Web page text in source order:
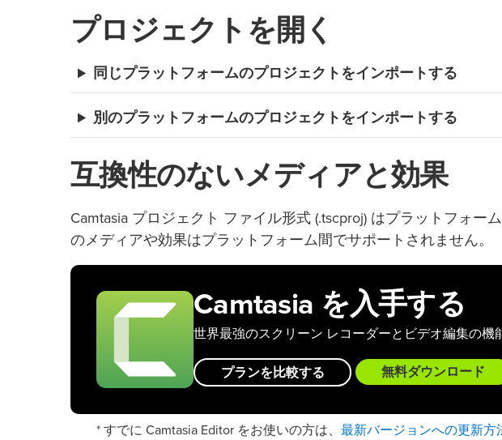
プロジェクトを開く
同じプラットフォームのプロジェクトをインポートする
別のプラットフォームのプロジェクトをインポートする
互換性のないメディアと効果
Camtasia プロジェクト ファイル形式 (.tscproj) はプラットフォー
のメディアや効果はプラットフォーム間でサポートされません。
Camtasia を入手する
世界最強のスクリーン レコーダーとビデオ編集の機
プランを比較する 無料ダウンロード
* すでに Camtasia Editor をお使いの方は、 最新バージョンへの更新方